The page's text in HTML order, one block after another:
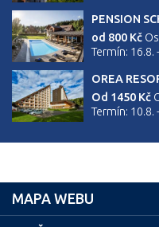
PENSION
od 800 Kč
Termín: 16.8.
OREA
Od 1450 Kč
Termín: 10.8.
MAPA WEBU